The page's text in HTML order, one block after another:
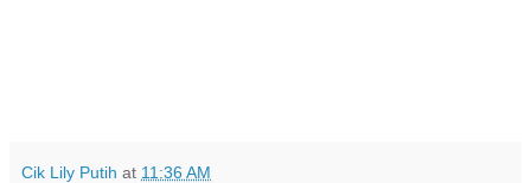
Cik Lily Putih at 11:36 AM